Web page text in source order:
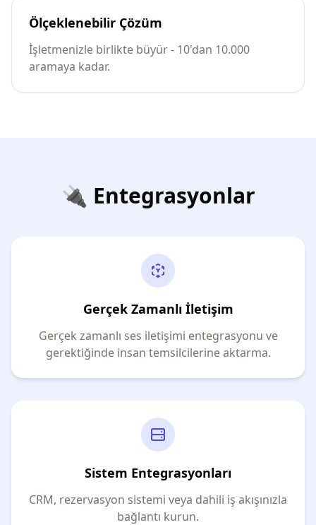
Ölçeklenebilir Çözüm
İşletmenizle birlikte büyür - 10'dan 10.000
aramaya kadar.
🔌 Entegrasyonlar
Gerçek Zamanlı İletişim
Gerçek zamanlı ses iletişimi entegrasyonu ve
gerektiğinde insan temsilcilerine aktarma.
Sistem Entegrasyonları
CRM, rezervasyon sistemi veya dahili iş akışınızla
bağlantı kurun.